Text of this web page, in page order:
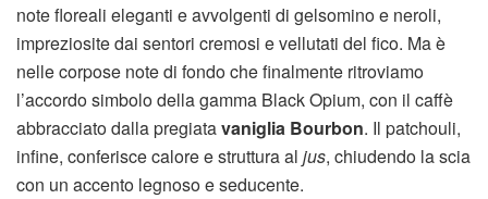
note floreali eleganti e avvolgenti di gelsomino e neroli,
impreziosite dai sentori cremosi e vellutati del fico. Ma è
nelle corpose note di fondo che finalmente ritroviamo
l’accordo simbolo della gamma Black Opium, con il caffè
abbracciato dalla pregiatavaniglia Bourbon. Il patchouli,
infine, conferisce calore e struttura al jus, chiudendo la scia
con un accento legnoso e seducente.